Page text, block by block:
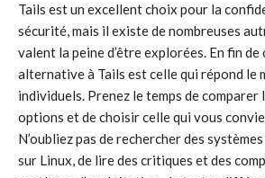
Tails est un excellent choix pour la
sécurité, mais il existe de nombreuses
valent la peine d’être explorées. En fin
alternative à Tails est celle qui répond le
individuels. Prenez le temps de
options et de choisir celle qui vous
N’oubliez pas de rechercher des
sur Linux, de lire des critiques et des